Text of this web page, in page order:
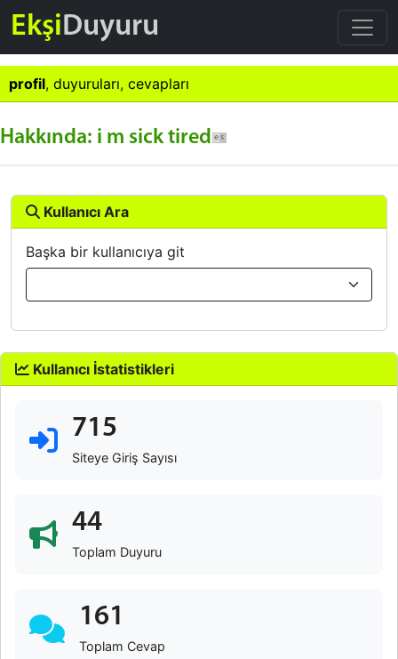
EkşiDuyuru
profil, duyuruları, cevapları
Hakkında: i m sick tired
Kullanıcı Ara
Başka bir kullanıcıya git
Kullanıcı İstatistikleri
715
Siteye Giriş Sayısı
44
Toplam Duyuru
161
Toplam Cevap